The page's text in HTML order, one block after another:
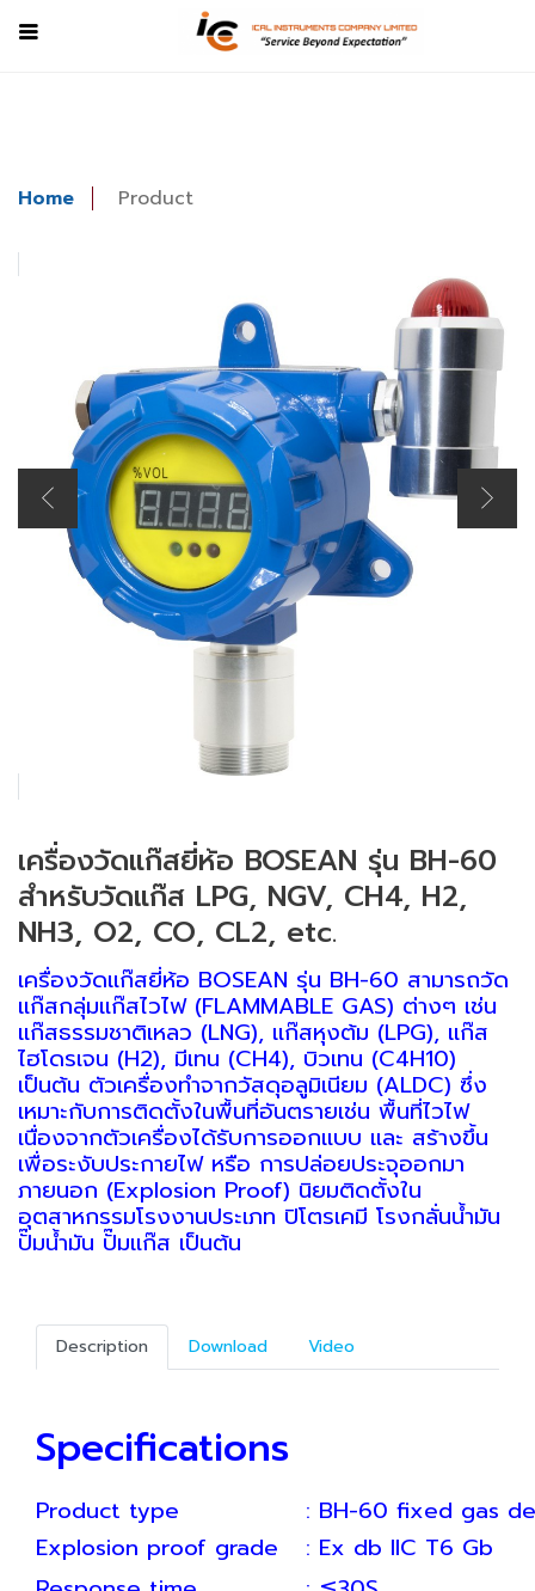
Home Product
เครื่องวัดแก๊สยี่ห้อ BOSEAN รุ่น BH-60
สำหรับวัดแก๊ส LPG, NGV, CH4, H2,
NH3, O2, CO, CL2, etc.
เครื่องวัดแก๊สยี่ห้อ BOSEAN รุ่น BH-60 สามารถวัด
แก๊สกลุ่มแก๊สไวไฟ (FLAMMABLE GAS) ต่างๆ เช่น
แก๊สธรรมชาติเหลว (LNG), แก๊สหุงต้ม (LPG), แก๊ส
ไฮโดรเจน (H2), มีเทน (CH4), บิวเทน (C4H10)
เป็นต้น ตัวเครื่องทำจากวัสดุอลูมิเนียม (ALDC) ซึ่ง
เหมาะกับการติดตั้งในพื้นที่อันตรายเช่น พื้นที่ไวไฟ
เนื่องจากตัวเครื่องได้รับการออกแบบ และ สร้างขึ้น
เพื่อระงับประกายไฟ หรือ การปล่อยประจุออกมา
ภายนอก (Explosion Proof) นิยมติดตั้งใน
อุตสาหกรรมโรงงานประเภท ปิโตรเคมี โรงกลั่นน้ำมัน
ปั๊มน้ำมัน ปั๊มแก๊ส เป็นต้น
Description Download Video
Specifications
Product type
: BH-60 fixed gas
Explosion proof grade
: Ex db IIC T6 Gb